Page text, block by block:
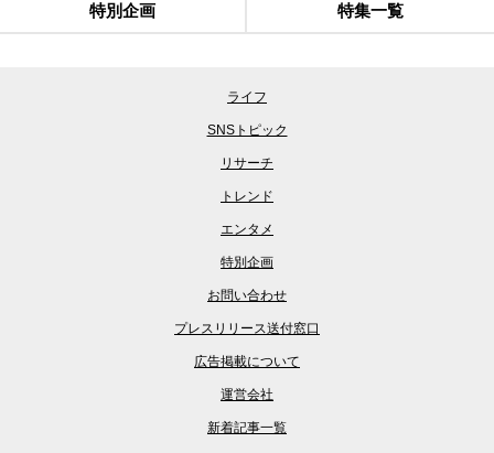
特別企画 特集一覧
ライフ
SNSトピック
リサーチ
トレンド
エンタメ
特別企画
お問い合わせ
プレスリリース送付窓口
広告掲載について
運営会社
新着記事一覧